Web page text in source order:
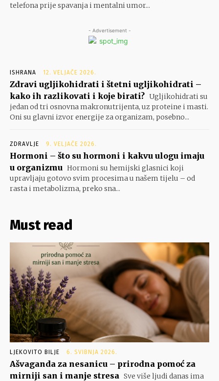
telefona prije spavanja i mentalni umor...
- Advertisement -
ISHRANA 12. VELJAČE 2026.
Zdravi ugljikohidrati i štetni ugljikohidrati –
kako ih razlikovati i koje birati? Ugljikohidrati su
jedan od tri osnovna makronutrijenta, uz proteine i masti.
Oni su glavni izvor energije za organizam, posebno...
ZDRAVLJE 9. VELJAČE 2026.
Hormoni – što su hormoni i kakvu ulogu imaju
u organizmu Hormoni su hemijski glasnici koji
upravljaju gotovo svim procesima u našem tijelu – od
rasta i metabolizma, preko sna...
Must read
LJEKOVITO BILJE 6. SVIBNJA 2026.
Ašvaganda za nesanicu – prirodna pomoć za
mirniji san i manje stresa Sve više ljudi danas ima